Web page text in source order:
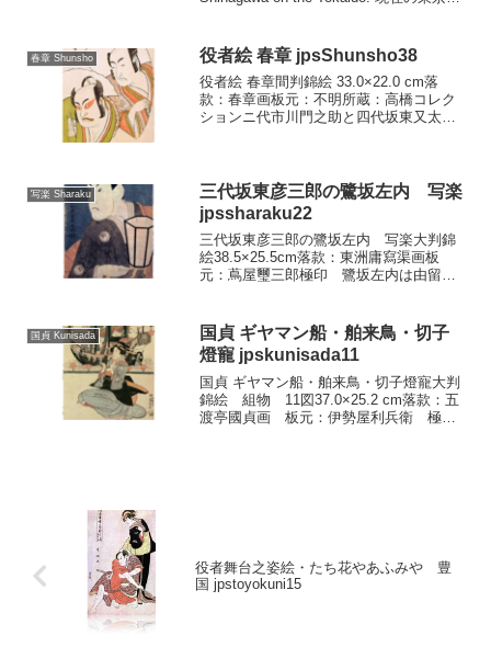
士を一度...
春章 Shunsho 役者絵 春章 jpsShunsho38
役者絵 春章間判錦絵 33.0×22.0 cm落
款：春章画板元：不明所蔵：高橋コレク
ションニ代市川門之助と四代坂東又太
代から六代...
写楽 Sharaku
三代坂東彦三郎の鷺坂左内 写楽
jpssharaku22
三代坂東彦三郎の鷺坂左内 写楽大判錦
絵38.5×25.5cm落款：東洲庸寫渠画板
元：蔦屋璽三郎極印 鷺坂左内は由留め
人）で、つねに与作をかぱい通す役で
す。この絵の場面は、...
国貞 Kunisada
国貞 ギヤマン船・舶来鳥・切子
燈寵 jpskunisada11
国貞 ギヤマン船・舶来鳥・切子燈寵大判
錦絵 組物 11図37.0×25.2 cm落款：五
渡亭國貞画 板元：伊勢屋利兵衛 極印
役者舞台之姿絵・たち花やあふみや 豊
国 jpstoyokuni15